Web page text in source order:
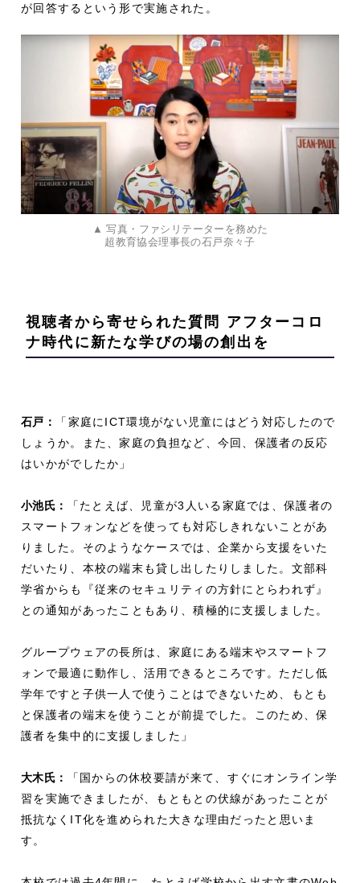
が回答するという形で実施された。
▲ 写真・ファシリテーターを務めた
超教育協会理事長の石戸奈々子
視聴者から寄せられた質問 アフターコロ
ナ時代に新たな学びの場の創出を
石戸：
「家庭にICT環境がない児童にはどう対応したので
しょうか。また、家庭の負担など、今回、保護者の反応
はいかがでしたか」
小池氏：
「たとえば、児童が3人いる家庭では、保護者の
スマートフォンなどを使っても対応しきれないことがあ
りました。そのようなケースでは、企業から支援をいた
だいたり、本校の端末も貸し出したりしました。文部科
学省からも『従来のセキュリティの方針にとらわれず』
との通知があったこともあり、積極的に支援しました。
グループウェアの長所は、家庭にある端末やスマートフ
ォンで最適に動作し、活用できるところです。ただし低
学年ですと子供一人で使うことはできないため、もとも
と保護者の端末を使うことが前提でした。このため、保
護者を集中的に支援しました」
大木氏：
「国からの休校要請が来て、すぐにオンライン学
習を実施できましたが、もともとの伏線があったことが
抵抗なくIT化を進められた大きな理由だったと思いま
す。